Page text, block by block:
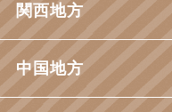
関西地方
中国地方